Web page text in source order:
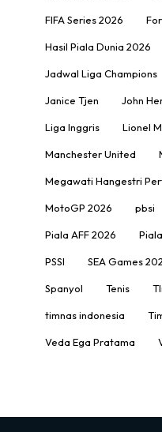
FIFA Series 2026
Hasil Piala Dunia 2026
Jadwal Liga Champions
Janice Tjen John
Liga Inggris Lionel
Manchester United
Megawati Hangestri
MotoGP 2026 pbsi
Piala AFF 2026
PSSI SEA Games
Spanyol Tenis
timnas indonesia
Veda Ega Pratama